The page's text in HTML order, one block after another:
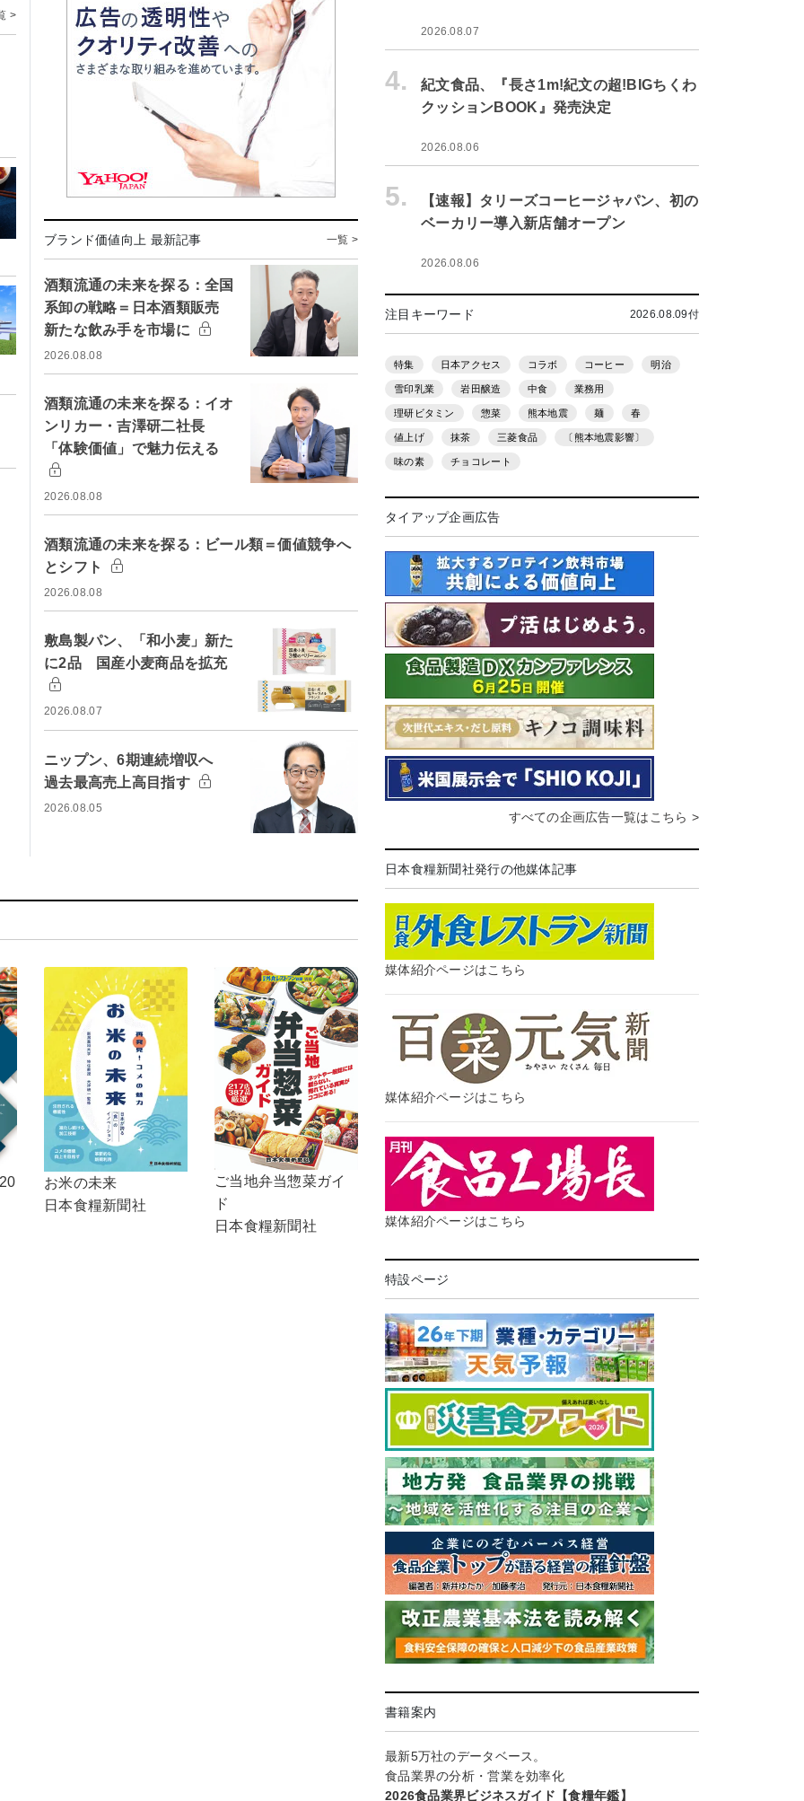
>
ブランド価値向上 最新記事 一覧 >
酒類流通の未来を探る：全国
系卸の戦略＝日本酒類販売
新たな飲み手を市場に
2026.08.08
酒類流通の未来を探る：イオ
ンリカー・吉澤研二社長
「体験価値」で魅力伝える
2026.08.08
酒類流通の未来を探る：ビール類＝価値競争へ
とシフト
2026.08.08
敷島製パン、「和小麦」新た
に2品 国産小麦商品を拡充
2026.08.07
ニップン、6期連続増収へ
過去最高売上高目指す
2026.08.05
お米の未来
日本食糧新聞社
ご当地弁当惣菜ガイ
ド
日本食糧新聞社
2026.08.07
4.
紀文食品、『長さ1m!紀文の超!BIGちくわ
クッションBOOK』発売決定
2026.08.06
5.
【速報】タリーズコーヒージャパン、初の
ベーカリー導入新店舗オープン
2026.08.06
注目キーワード 2026.08.09付
特集 日本アクセス コラボ コーヒー 明治
雪印乳業 岩田醸造 中食 業務用
理研ビタミン 惣菜 熊本地震 麺 春
値上げ 抹茶 三菱食品 〔熊本地震影響〕
味の素 チョコレート
タイアップ企画広告
すべての企画広告一覧はこちら >
日本食糧新聞社発行の他媒体記事
媒体紹介ページはこちら
媒体紹介ページはこちら
媒体紹介ページはこちら
特設ページ
書籍案内
最新5万社のデータベース。
食品業界の分析・営業を効率化
2026食品業界ビジネスガイド【食糧年鑑】